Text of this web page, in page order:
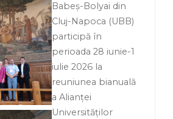
Babeş-Bolyai din
Cluj-Napoca (UBB)
participă în
perioada 28 iunie-1
iulie 2026 la
reuniunea bianuală
a Alianței
Universităților